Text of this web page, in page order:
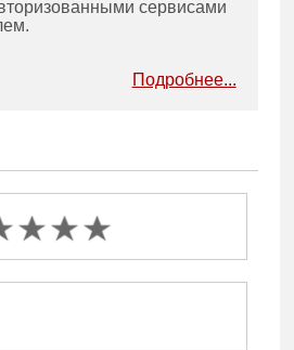
сервисами
Подробнее...